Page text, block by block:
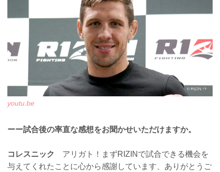
youtu.be
ーー試合後の率直な感想をお聞かせいただけますか。
コレスニック
アリガト！まずRIZINで試合できる機会を
与えてくれたことに心から感謝しています、ありがとうご